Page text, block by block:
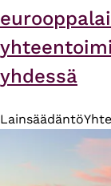
yhdessä
Lainsäädäntö